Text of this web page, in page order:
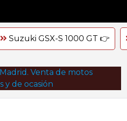
Suzuki GSX-S 1000 GT 👉